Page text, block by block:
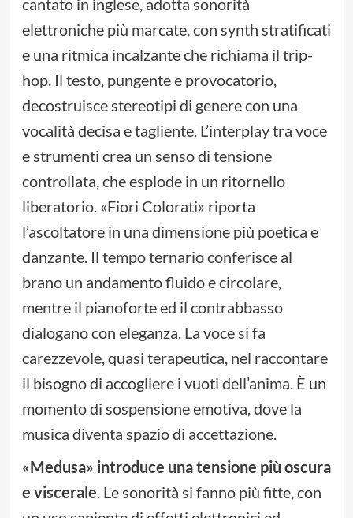
cantato in inglese, adotta sonorità
elettroniche più marcate, con synth stratificati
e una ritmica incalzante che richiama il trip-
hop. Il testo, pungente e provocatorio,
decostruisce stereotipi di genere con una
vocalità decisa e tagliente. L’interplay tra voce
e strumenti crea un senso di tensione
controllata, che esplode in un ritornello
liberatorio. «Fiori Colorati» riporta
l’ascoltatore in una dimensione più poetica e
danzante. Il tempo ternario conferisce al
brano un andamento fluido e circolare,
mentre il pianoforte ed il contrabbasso
dialogano con eleganza. La voce si fa
carezzevole, quasi terapeutica, nel raccontare
il bisogno di accogliere i vuoti dell’anima. È un
momento di sospensione emotiva, dove la
musica diventa spazio di accettazione.
«Medusa» introduce una tensione più oscura
e viscerale. Le sonorità si fanno più fitte, con